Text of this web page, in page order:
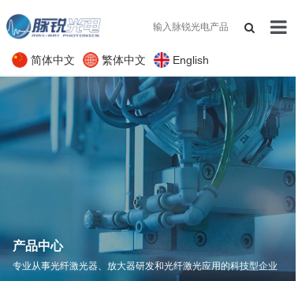
关
应
支
联
简体中文 繁体中文 English
产品中心
专业从事光纤激光器、放大器研发和光纤激光应用的科技型企业